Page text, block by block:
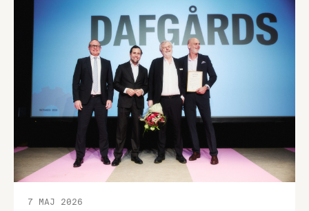
konkurrenskraft och utveckling”. Passa på att
nominera en eller flera kandidater senast den 21
april! Bland de nomineringar som kommer in
kommer en jury …
7 MAJ 2026